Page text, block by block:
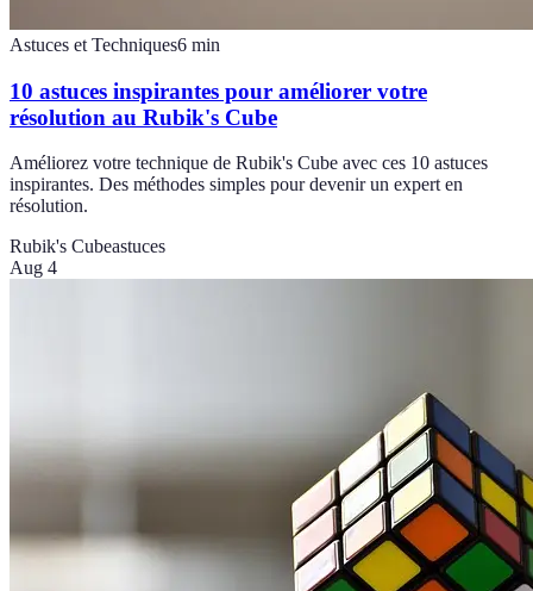
Astuces et Techniques6 min
10 astuces inspirantes pour améliorer votre
résolution au Rubik's Cube
Améliorez votre technique de Rubik's Cube avec ces 10 astuces
inspirantes. Des méthodes simples pour devenir un expert en
résolution.
Rubik's Cubeastuces
Aug 4